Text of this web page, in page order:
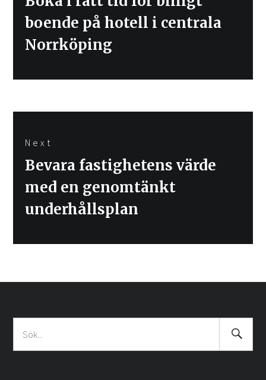
post:
boende på hotell i centrala
Norrköping
Next
Next
Bevara fastighetens värde
med en genomtänkt
underhållsplan
Sök
efter:
Search